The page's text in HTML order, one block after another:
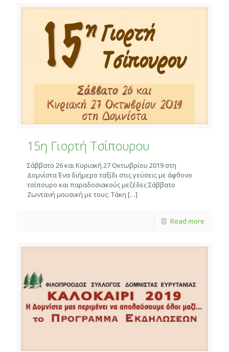
15η Γιορτή Τσίπουρου
Σάββατο 26 και Κυριακή 27 Οκτωβρίου 2019 στη
Δομνίστα Ένα διήμερο ταξίδι στις γεύσεις με άφθονο
τσίπουρο και παραδοσιακούς μεζέδες Σάββατο
Ζωντανή μουσική με τους: Τάκη […]
Read more